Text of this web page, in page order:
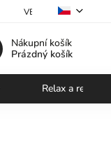
VELKOOBCHOD
Nákupní košík
Prázdný košík
Relax a